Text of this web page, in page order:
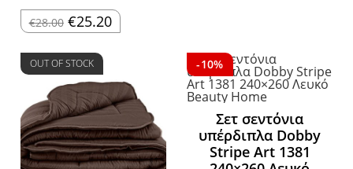
€28.00 Original
price
€28.00.
€25.20Η
τρέχουσα
OUT OF STOCK -10%
Σετ σεντόνια
υπέρδιπλα Dobby
Stripe Art 1381